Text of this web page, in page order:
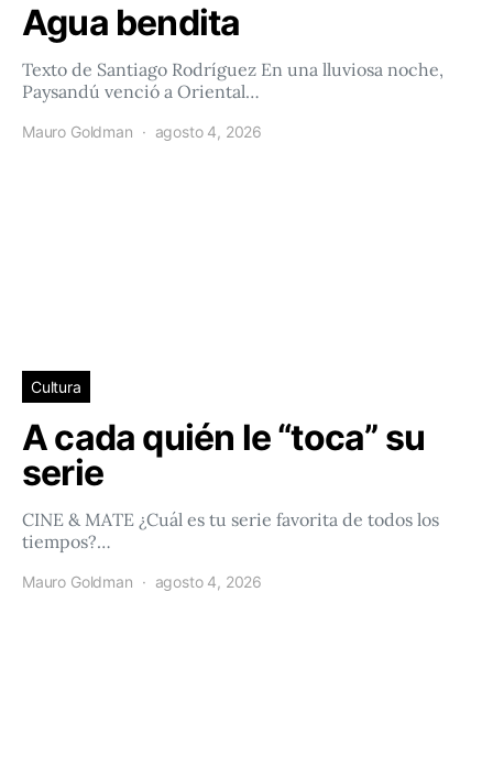
Agua bendita
Texto de Santiago Rodríguez En una lluviosa noche,
Paysandú venció a Oriental…
Mauro Goldman agosto 4, 2026
Cultura
A cada quién le “toca” su
serie
CINE & MATE ¿Cuál es tu serie favorita de todos los
tiempos?…
Mauro Goldman agosto 4, 2026